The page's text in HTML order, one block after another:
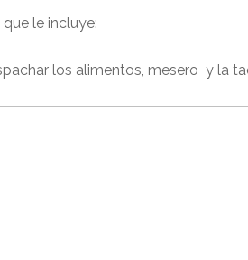
le incluye:
los alimentos, mesero y la